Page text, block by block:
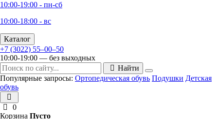
10:00-19:00 - пн-сб
10:00-18:00 - вс
Каталог
+7 (3022) 55‒00‒50
10:00-19:00 — без выходных
Найти
Популярные запросы: Ортопедическая обувь Подушки Детская
обувь
0
Корзина Пусто